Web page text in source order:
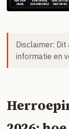
Disclaimer:
informatie en